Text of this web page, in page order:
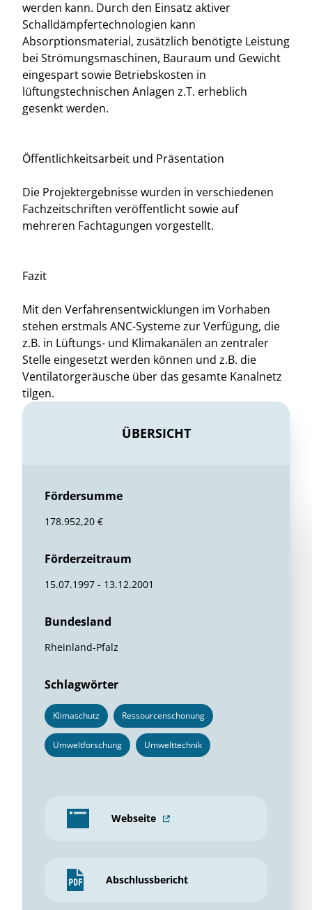
werden kann. Durch den Einsatz aktiver
Schalldämpfertechnologien kann
Absorptionsmaterial, zusätzlich benötigte Leistung
bei Strömungsmaschinen, Bauraum und Gewicht
eingespart sowie Betriebskosten in
lüftungstechnischen Anlagen z.T. erheblich
gesenkt werden.
Öffentlichkeitsarbeit und Präsentation
Die Projektergebnisse wurden in verschiedenen
Fachzeitschriften veröffentlicht sowie auf
mehreren Fachtagungen vorgestellt.
Fazit
Mit den Verfahrensentwicklungen im Vorhaben
stehen erstmals ANC-Systeme zur Verfügung, die
z.B. in Lüftungs- und Klimakanälen an zentraler
Stelle eingesetzt werden können und z.B. die
Ventilatorgeräusche über das gesamte Kanalnetz
tilgen.
ÜBERSICHT
Fördersumme
178.952,20 €
Förderzeitraum
15.07.1997 - 13.12.2001
Bundesland
Rheinland-Pfalz
Schlagwörter
Klimaschutz Ressourcenschonung
Umweltforschung Umwelttechnik
Webseite
Abschlussbericht